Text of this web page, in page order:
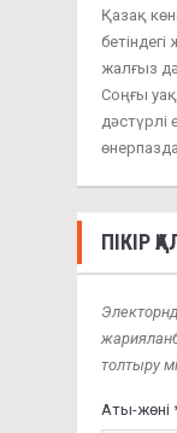
Қазақ
бетіндегі
жалғыз
Соңғы
дәстүрлі
ПІКІР
толтыру
Аты-жөні